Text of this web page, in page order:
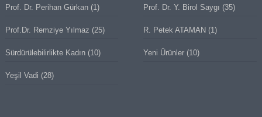
Prof. Dr. Perihan Gürkan(1) Prof. Dr. Y. Birol Saygı (35)
Prof.Dr. Remziye Yılmaz (25) R. Petek ATAMAN (1)
Sürdürülebilirlikte Kadın(10) Yeni Ürünler (10)
Yeşil Vadi (28)